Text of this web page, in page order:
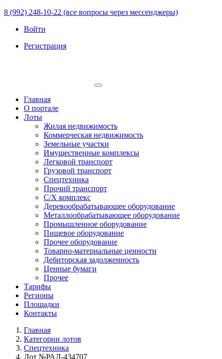
8 (992) 248-10-22 (все вопросы через мессенджеры)
Войти
Регистрация
Главная
О портале
Лоты
Жилая недвижимость
Коммерческая недвижимость
Земельные участки
Имущественные комплексы
Легковой транспорт
Грузовой транспорт
Спецтехника
Прочий транспорт
С/Х комплекс
Деревообрабатывающее оборудование
Металлообрабатывающее оборудование
Промышленное оборудование
Пищевое оборудование
Прочее оборудование
Товарно-материальные ценности
Дебиторская задолженность
Ценные бумаги
Прочее
Тарифы
Регионы
Площадки
Контакты
Главная
Категории лотов
Спецтехника
Лот №РАД-434707